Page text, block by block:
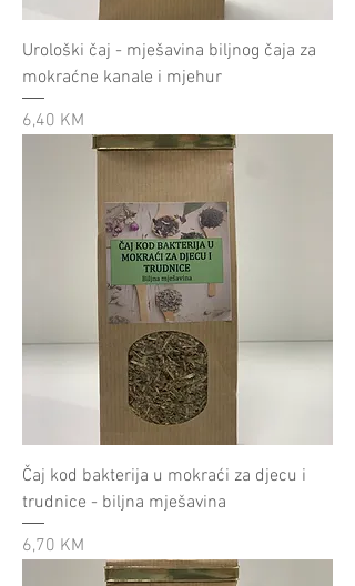
Urološki čaj - mješavina biljnog čaja za
mokraćne kanale i mjehur
Cijena
6,40 KM
Čaj kod bakterija u mokraći za djecu i
trudnice - biljna mješavina
Cijena
6,70 KM